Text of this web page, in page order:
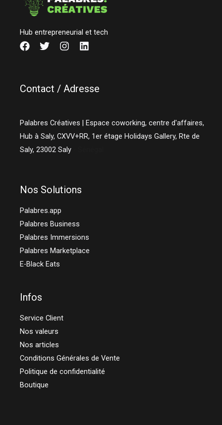
Hub entrepreneurial et tech
Contact / Adresse
Palabres Créatives | Espace coworking, centre d'affaires,
Hub à Saly, CXVV+RR, 1er étage Holidays Gallery, Rte de
Saly,23002 Saly
Nos Solutions
Palabres.app
Palabres Business
Palabres Immersions
Palabres Marketplace
E-Black Eats
Infos
Service Client
Nos valeurs
Nos articles
Conditions Générales de Vente
Politique de confidentialité
Boutique